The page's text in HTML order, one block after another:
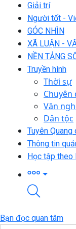
Giải trí
Người tốt -
GÓC NHÌN
XÃ LUẬN -
NỀN TẢNG
Truyền hình
Thời sự
Chuyên
Văn
Dân tộc
Tuyên Quang
Thông tin
Học tập theo
Bạn đọc quan tâm